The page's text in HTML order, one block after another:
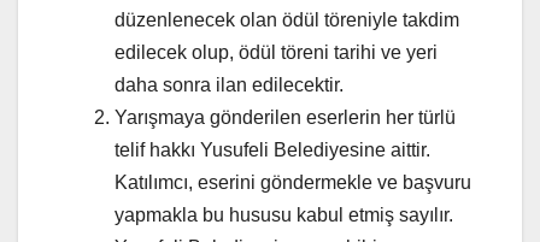
düzenlenecek olan ödül töreniyle takdim
edilecek olup, ödül töreni tarihi ve yeri
daha sonra ilan edilecektir.
Yarışmaya gönderilen eserlerin her türlü
telif hakkı Yusufeli Belediyesine aittir.
Katılımcı, eserini göndermekle ve başvuru
yapmakla bu hususu kabul etmiş sayılır.